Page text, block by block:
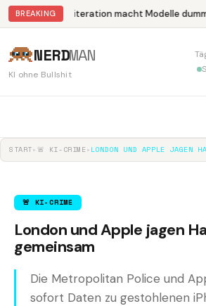
BREAKING Abliteration macht Modelle
NERDMAN
KI ohne Bullshit
START▸ 🚨 KI-CRIME▸ LONDON UND APPLE JAGEN
🚨 KI-CRIME
London und Apple jagen
gemeinsam
Die Metropolitan Police und
sofort Daten zu gestohlenen